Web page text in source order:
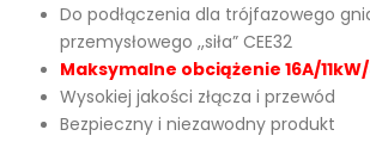
Do podłączenia dla trójfazowego
przemysłowego ,,siła” CEE32
Maksymalne obciążenie 16A/
Wysokiej jakości złącza i przewód
Bezpieczny i niezawodny produkt